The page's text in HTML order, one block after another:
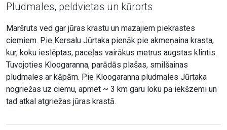
Pludmales, peldvietas un kūrorts
Maršruts ved gar jūras krastu un mazajiem piekrastes
ciemiem. Pie Kersalu Jūrtaka pienāk pie akmeņaina krasta,
kur, koku ieslēptas, paceļas vairākus metrus augstas klintis.
Tuvojoties Kloogaranna, parādās plašas, smilšainas
pludmales ar kāpām. Pie Kloogaranna pludmales Jūrtaka
nogriežas uz ciemu, apmet ~ 3 km garu loku pa iekšzemi un
tad atkal atgriežas jūras krastā.